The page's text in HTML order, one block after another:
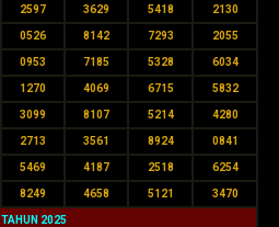
2597 3629 5418 2130
0526 8142 7293 2055
0953 7185 5328 6034
1270 4069 6715 5832
3099 8107 5214 4280
2713 3561 8924 0841
5469 4187 2518 6254
8249 4658 5121 3470
TAHUN 2025